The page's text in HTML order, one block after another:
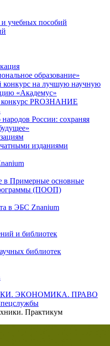
учебных пособий
образование»
на лучшую научную
«Академус»
PROЗНАНИЕ
России: сохраняя
изданиями
в Примерные основные
(ПООП)
в ЭБС Znanium
и библиотек
библиотек
ЭКОНОМИКА. ПРАВО
Практикум